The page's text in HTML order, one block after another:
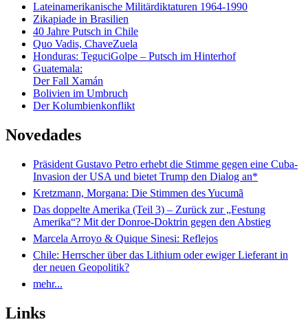
Lateinamerikanische Militärdiktaturen 1964-1990
Zikapiade in Brasilien
40 Jahre Putsch in Chile
Quo Vadis, ChaveZuela
Honduras: TeguciGolpe – Putsch im Hinterhof
Guatemala:
Der Fall Xamán
Bolivien im Umbruch
Der Kolumbienkonflikt
Novedades
Präsident Gustavo Petro erhebt die Stimme gegen eine Cuba-
Invasion der USA und bietet Trump den Dialog an*
Kretzmann, Morgana: Die Stimmen des Yucumã
Das doppelte Amerika (Teil 3) – Zurück zur „Festung
Amerika“? Mit der Donroe-Doktrin gegen den Abstieg
Marcela Arroyo & Quique Sinesi: Reflejos
Chile: Herrscher über das Lithium oder ewiger Lieferant in
der neuen Geopolitik?
mehr...
Links